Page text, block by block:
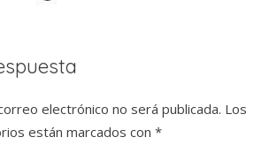
electrónico no será publicada. Los
están marcados con *